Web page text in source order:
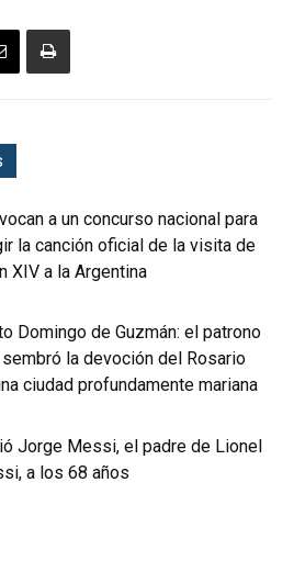
a un concurso nacional para
la canción oficial de la visita de
XIV a la Argentina
Domingo de Guzmán: el patrono
la devoción del Rosario
ciudad profundamente mariana
Jorge Messi, el padre de Lionel
a los 68 años